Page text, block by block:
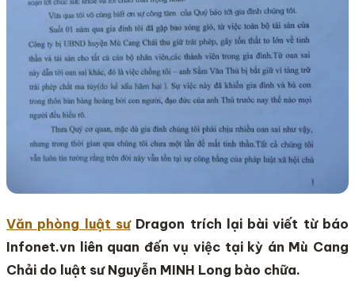
Văn phòng luật sưDragon trích lại bài viết từ báo
Infonet.vn liên quan đến vụ việc tại kỳ án Mù Cang
Chải do luật sư Nguyễn MINH Long bào chữa.